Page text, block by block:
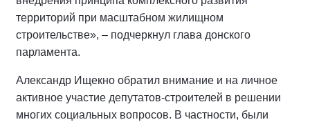
территорий при масштабном жилищном
строительстве», – подчеркнул глава донского
парламента.
Александр Ищекно обратил внимание и на личное
активное участие депутатов-строителей в решении
многих социальных вопросов. В частности, были